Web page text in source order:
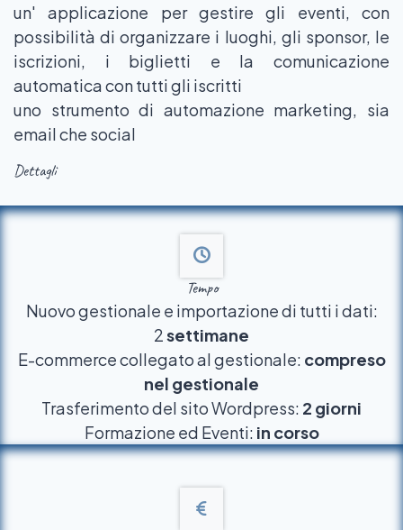
un' applicazione per gestire gli eventi, con
possibilità di organizzare i luoghi, gli sponsor, le
iscrizioni, i biglietti e la comunicazione
automatica con tutti gli iscritti
uno strumento di automazione marketing, sia
email che social
Dettagli
Tempo
Nuovo gestionale e importazione di tutti i dati:
2settimane
E-commerce collegato al gestionale: compreso
nel gestionale
​Trasferimento del sito Wordpress: 2 giorni
Formazione ed Eventi: in corso